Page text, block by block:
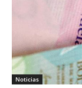
Noticias